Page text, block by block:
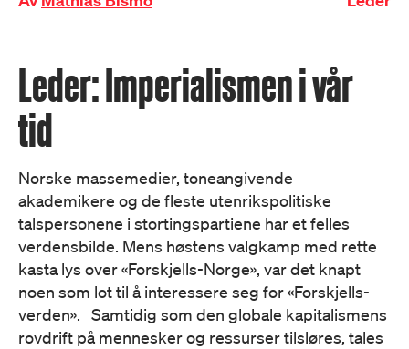
Leder: Imperialismen i vår
tid
Norske massemedier, toneangivende
akademikere og de fleste utenrikspolitiske
talspersonene i stortingspartiene har et felles
verdensbilde. Mens høstens valgkamp med rette
kasta lys over «Forskjells-Norge», var det knapt
noen som lot til å interessere seg for «Forskjells-
verden». Samtidig som den globale kapitalismens
rovdrift på mennesker og ressurser tilsløres, tales